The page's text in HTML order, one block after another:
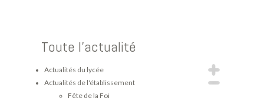
Toute l'actualité
Actualités du lycée
Actualités de l'établissement
Fête de la Foi